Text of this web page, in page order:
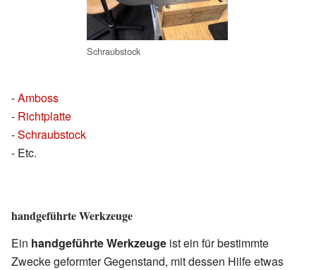
Schraubstock
-Amboss
- Richtplatte
-Schraubstock
- Etc.
handgeführte Werkzeuge
Ein handgeführte Werkzeuge ist ein für bestimmte
Zwecke geformter Gegenstand, mit dessen Hilfe etwas